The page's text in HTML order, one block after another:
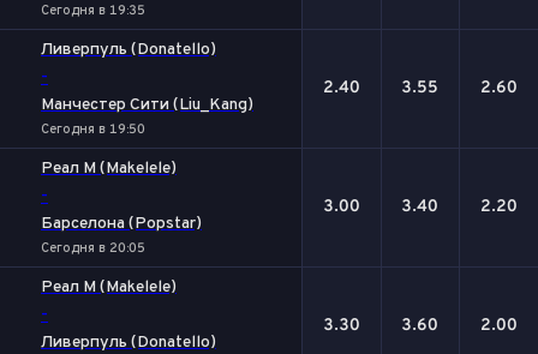
Сегодня в 19:35
Ливерпуль (Donatello)
-
Манчестер Сити (Liu_Kang)
Сегодня в 19:50
2.40 3.55 2.60
Реал М (Makelele)
-
Барселона (Popstar)
Сегодня в 20:05
3.00 3.40 2.20
Реал М (Makelele)
-
Ливерпуль (Donatello)
3.30 3.60 2.00